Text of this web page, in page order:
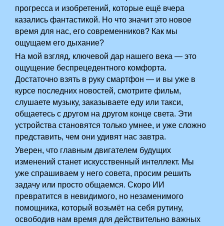
прогресса и изобретений, которые ещё вчера
казались фантастикой. Но что значит это новое
время для нас, его современников? Как мы
ощущаем его дыхание?
На мой взгляд, ключевой дар нашего века — это
ощущение беспрецедентного комфорта.
Достаточно взять в руку смартфон — и вы уже в
курсе последних новостей, смотрите фильм,
слушаете музыку, заказываете еду или такси,
общаетесь с другом на другом конце света. Эти
устройства становятся только умнее, и уже сложно
представить, чем они удивят нас завтра.
Уверен, что главным двигателем будущих
изменений станет искусственный интеллект. Мы
уже спрашиваем у него совета, просим решить
задачу или просто общаемся. Скоро ИИ
превратится в невидимого, но незаменимого
помощника, который возьмёт на себя рутину,
освободив нам время для действительно важных